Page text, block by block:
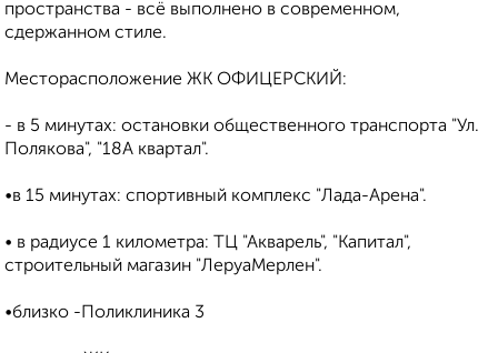
пространства - всё выполнено в современном,
сдержанном стиле.
Месторасположение ЖК ОФИЦЕРСКИЙ:
- в 5 минутах: остановки общественного транспорта "Ул.
Полякова", "18А квартал".
•в 15 минутах: спортивный комплекс "Лада-Арена".
• в радиусе 1 километра: ТЦ "Акварель", "Капитал",
строительный магазин "ЛеруаМерлен".
•близко -Поликлиника 3